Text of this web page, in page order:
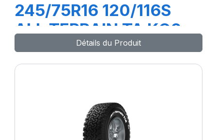
245/75R16 120/116S
ALL TERRAIN TA KO2
Détails du Produit